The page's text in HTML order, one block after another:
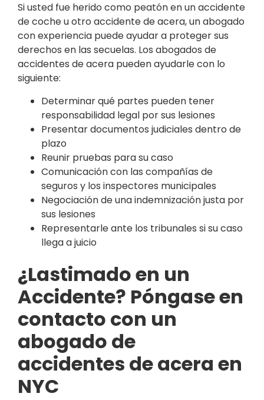
Si usted fue herido como peatón en un accidente
de coche u otro accidente de acera, un abogado
con experiencia puede ayudar a proteger sus
derechos en las secuelas. Los abogados de
accidentes de acera pueden ayudarle con lo
siguiente:
Determinar qué partes pueden tener
responsabilidad legal por sus lesiones
Presentar documentos judiciales dentro de
plazo
Reunir pruebas para su caso
Comunicación con las compañías de
seguros y los inspectores municipales
Negociación de una indemnización justa por
sus lesiones
Representarle ante los tribunales si su caso
llega a juicio
¿Lastimado en un
Accidente? Póngase en
contacto con un
abogado de
accidentes de acera en
NYC